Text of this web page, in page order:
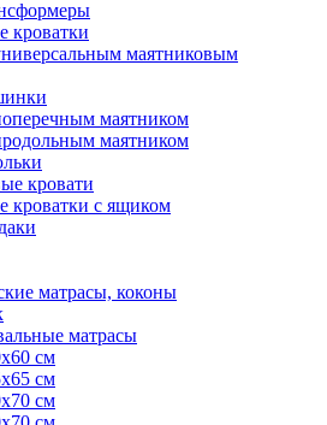
кроватки
маятниковым
маятником
маятником
кровати
кроватки с ящиком
матрасы, коконы
матрасы
см
см
см